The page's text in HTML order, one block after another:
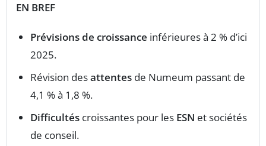
EN BREF
Prévisions de croissance inférieures à 2 % d’ici
2025.
Révision desattentes de Numeum passant de
4,1 % à 1,8 %.
Difficultés croissantes pour les ESN et sociétés
de conseil.